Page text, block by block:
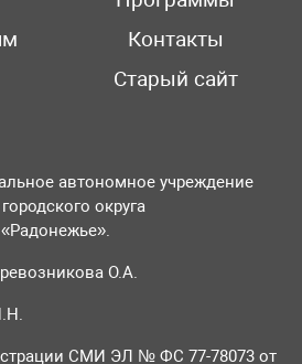
Контакты
Старый сайт
автономное учреждение
округа
О.А.
СМИ ЭЛ № ФС 77-78073 от